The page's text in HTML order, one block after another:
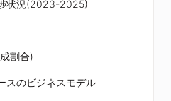
状況(2023-2025)
割合)
スのビジネスモデル